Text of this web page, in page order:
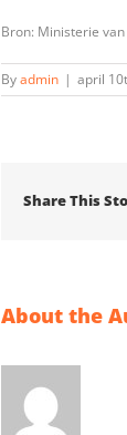
Bron: Ministerie
Byadmin | april
Share This
About the